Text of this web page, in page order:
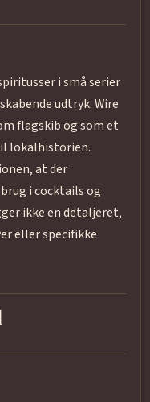
i små serier
udtryk. Wire
flagskib og som et
lokalhistorien.
at der
i cocktails og
ikke en detaljeret,
eller specifikke